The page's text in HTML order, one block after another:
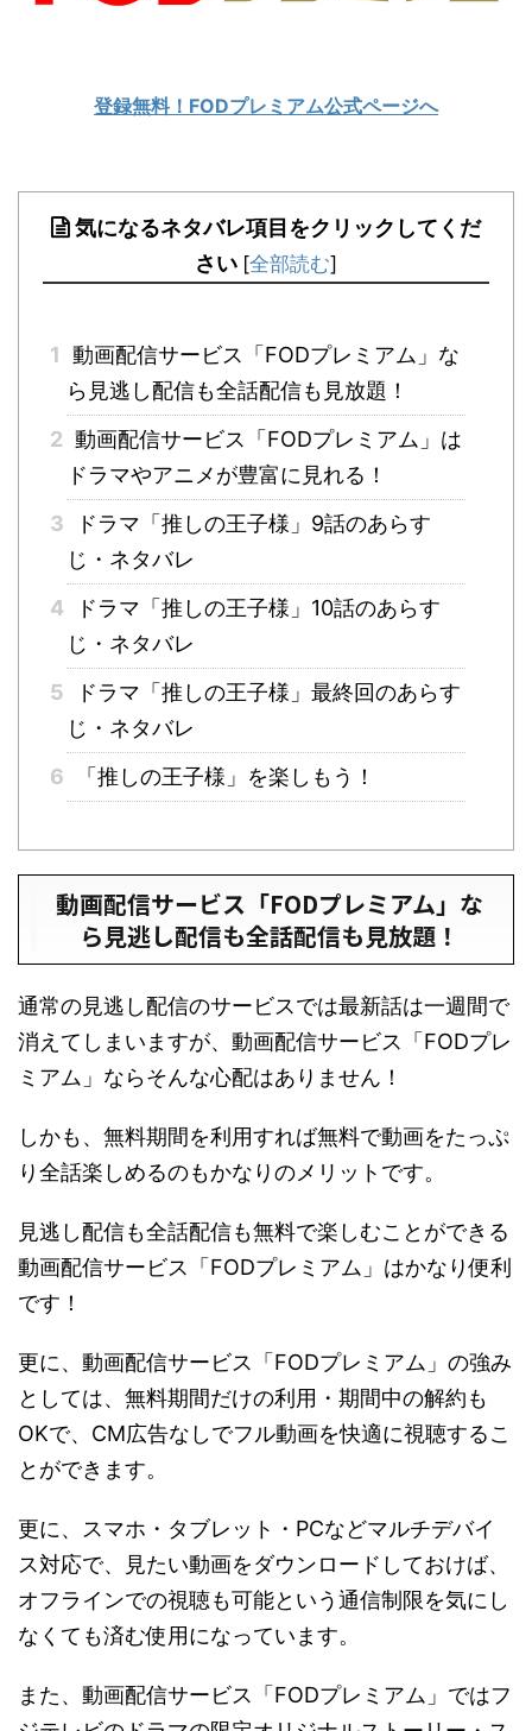
登録無料！FODプレミアム公式ページへ
気になるネタバレ項目をクリックしてくだ
さい [全部読む]
1 動画配信サービス「FODプレミアム」な
ら見逃し配信も全話配信も見放題！
2 動画配信サービス「FODプレミアム」は
ドラマやアニメが豊富に見れる！
3
ドラマ「推しの王子様」9話のあらす
じ・ネタバレ
4
ドラマ「推しの王子様」10話のあらす
じ・ネタバレ
5
ドラマ「推しの王子様」最終回のあらす
じ・ネタバレ
6
「推しの王子様」を楽しもう！
動画配信サービス「FODプレミアム」な
ら見逃し配信も全話配信も見放題！
通常の見逃し配信のサービスでは最新話は一週間で
消えてしまいますが、動画配信サービス「FODプレ
ミアム」ならそんな心配はありません！
しかも、無料期間を利用すれば無料で動画をたっぷ
り全話楽しめるのもかなりのメリットです。
見逃し配信も全話配信も無料で楽しむことができる
動画配信サービス「FODプレミアム」はかなり便利
です！
更に、動画配信サービス「FODプレミアム」の強み
としては、無料期間だけの利用・期間中の解約も
OKで、CM広告なしでフル動画を快適に視聴するこ
とができます。
更に、スマホ・タブレット・PCなどマルチデバイ
ス対応で、見たい動画をダウンロードしておけば、
オフラインでの視聴も可能という通信制限を気にし
なくても済む使用になっています。
また、動画配信サービス「FODプレミアム」ではフ